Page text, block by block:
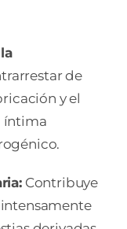
de
y el
íntima
Contribuye